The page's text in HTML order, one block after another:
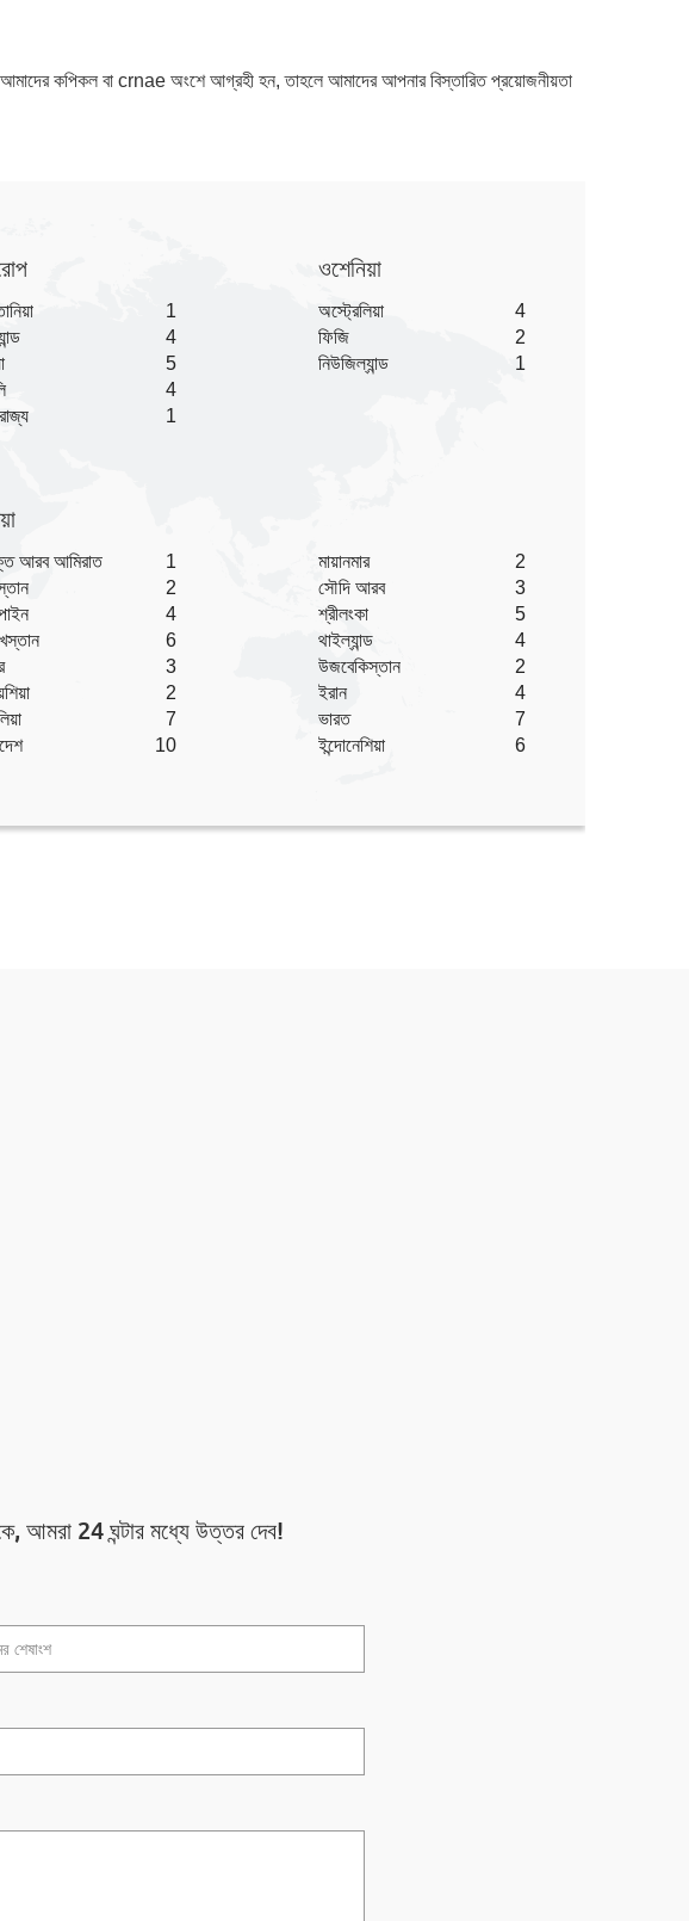
আমাদের কপিকল বা crnae অংশে আগ্রহী হন, তাহলে আমাদের আপনার বিস্তারিত প্রয়োজনীয়তা
1
4
5
4
1
ওশেনিয়া
অস্ট্রেলিয়া
ফিজি
নিউজিল্যান্ড
4
2
1
আরব আমিরাত
1
2
4
6
3
2
7
10
মায়ানমার
সৌদি আরব
শ্রীলংকা
থাইল্যান্ড
উজবেকিস্তান
ইরান
ভারত
ইন্দোনেশিয়া
2
3
5
4
2
4
7
6
আমরা 24 ঘন্টার মধ্যে উত্তর দেব!